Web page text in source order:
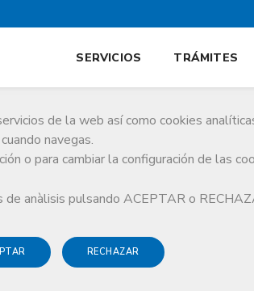
de la web así como cookies
cuando navegas.
o para cambiar la configuración de las
anàlisis pulsando ACEPTAR o
RECHAZAR
SERVICIOS TRÁMITES